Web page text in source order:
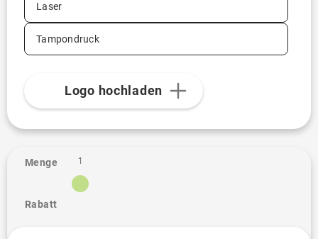
Laser
Tampondruck
Logo hochladen
Menge
Rabatt
1